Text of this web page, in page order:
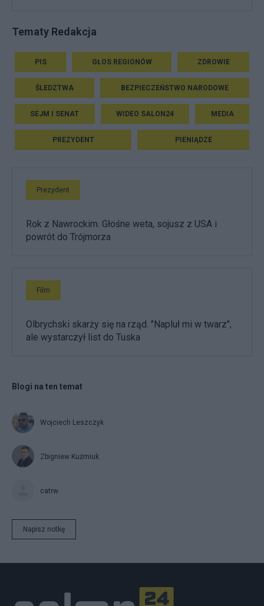
Tematy Redakcja
PIS GŁOS REGIONÓW ZDROWIE
ŚLEDZTWA BEZPIECZEŃSTWO NARODOWE
SEJM I SENAT WIDEO SALON24 MEDIA
PREZYDENT PIENIĄDZE
Prezydent
Rok z Nawrockim. Głośne weta, sojusz z USA i
powrót do Trójmorza
Film
Olbrychski skarży się na rząd. "Napluł mi w twarz",
ale wystarczył list do Tuska
Blogi na ten temat
Wojciech Leszczyk
Zbigniew Kuźmiuk
catrw
Napisz notkę